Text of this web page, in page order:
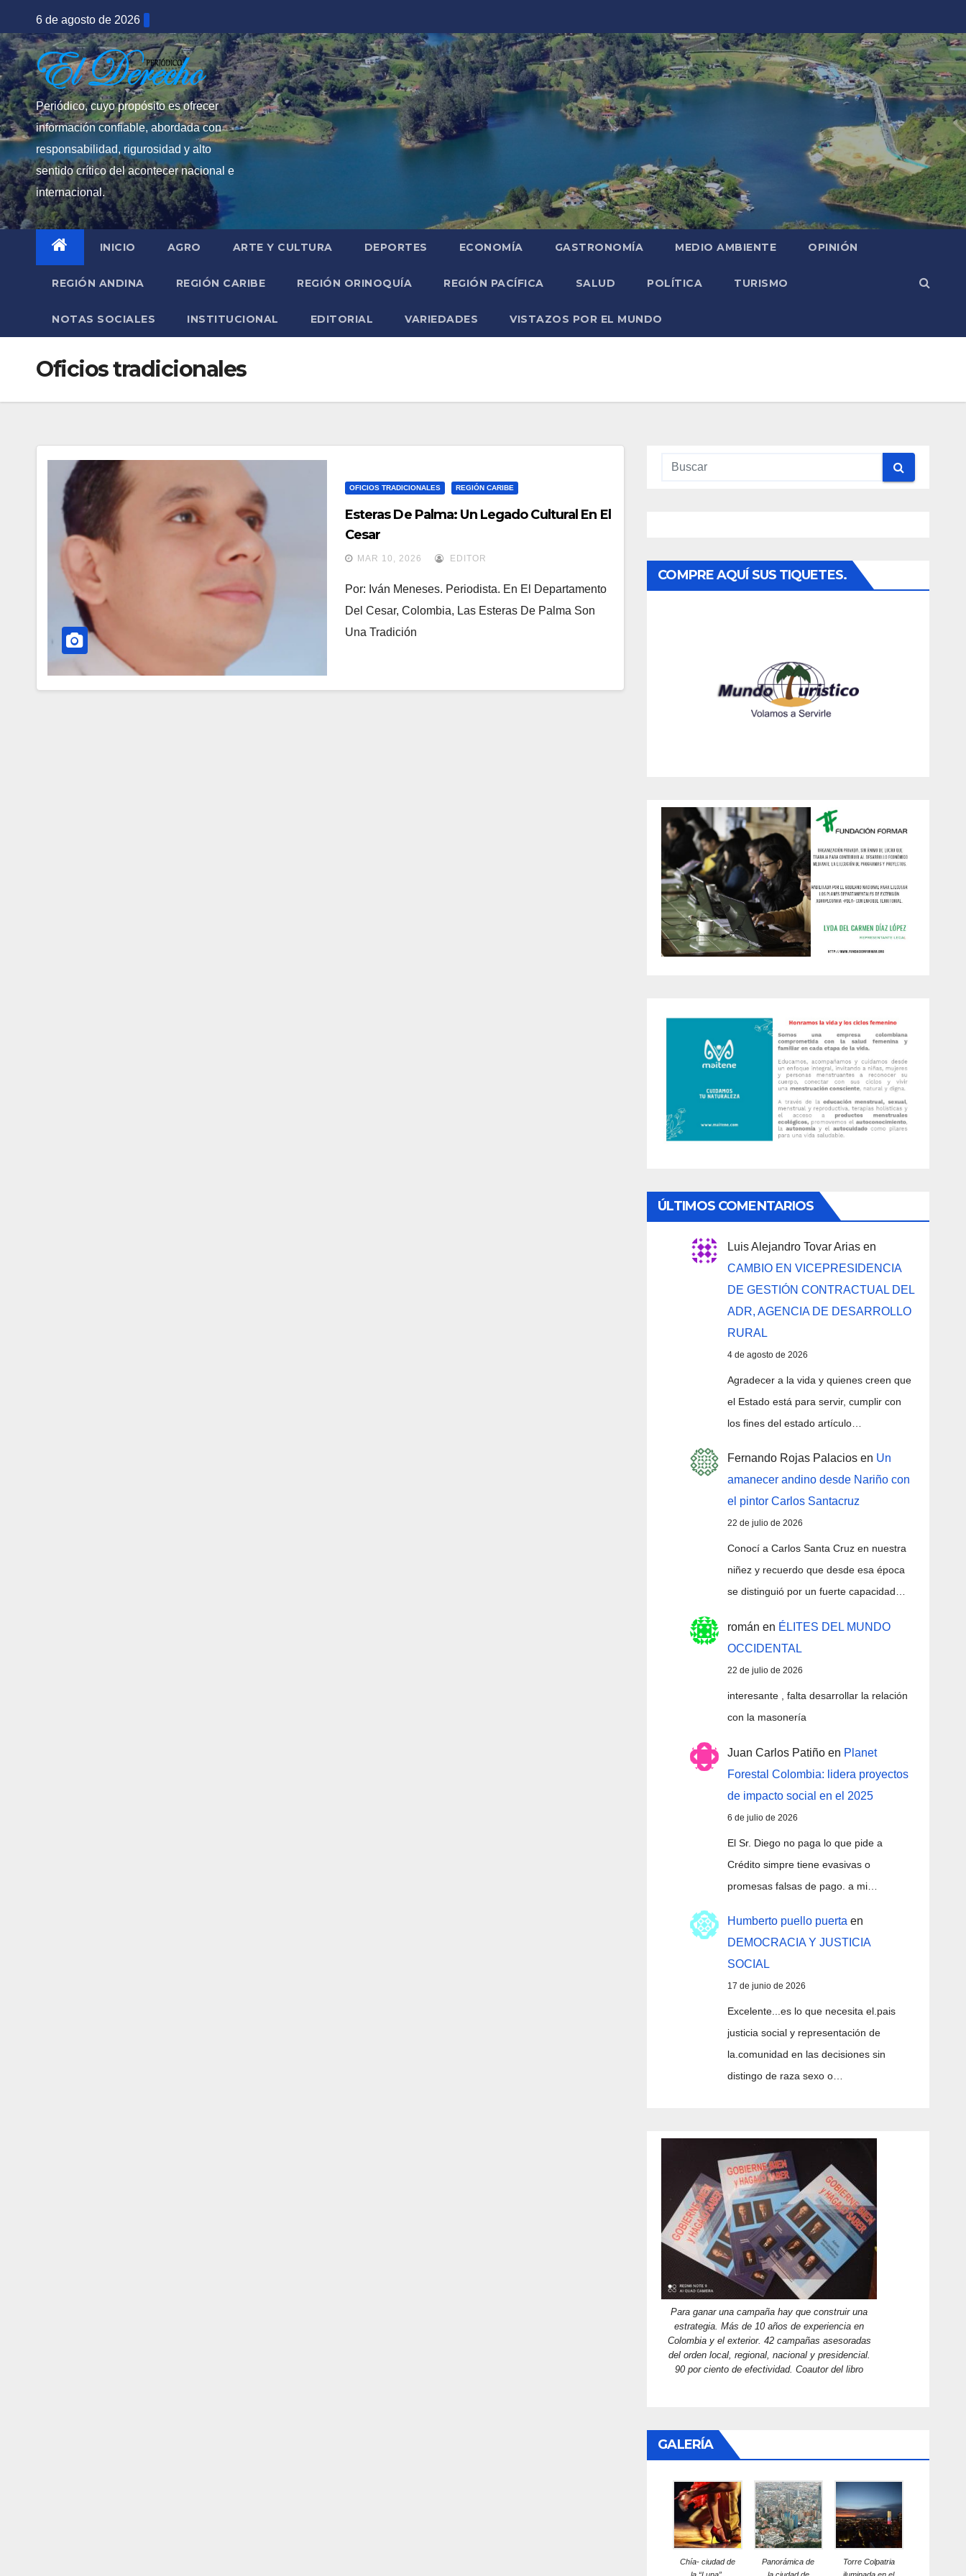
al
contenido
6 de agosto de 2026
Periódico, cuyo propósito es ofrecer
información confiable, abordada con
responsabilidad, rigurosidad y alto
sentido crítico del acontecer nacional e
internacional.
INICIO AGRO ARTE Y CULTURA DEPORTES ECONOMÍA GASTRONOMÍA MEDIO AMBIENTE OPINIÓN
REGIÓN ANDINA REGIÓN CARIBE REGIÓN ORINOQUÍA REGIÓN PACÍFICA SALUD POLÍTICA TURISMO
NOTAS SOCIALES INSTITUCIONAL EDITORIAL VARIEDADES VISTAZOS POR EL MUNDO
Oficios tradicionales
OFICIOS TRADICIONALES REGIÓN CARIBE
Esteras De Palma: Un Legado Cultural En El
Cesar
MAR 10, 2026 EDITOR
Por: Iván Meneses. Periodista. En El Departamento
Del Cesar, Colombia, Las Esteras De Palma Son
Una Tradición
COMPRE AQUÍ SUS TIQUETES.
ÚLTIMOS COMENTARIOS
Luis Alejandro Tovar Arias en
CAMBIO EN VICEPRESIDENCIA
DE GESTIÓN CONTRACTUAL DEL
ADR, AGENCIA DE DESARROLLO
RURAL
4 de agosto de 2026
Agradecer a la vida y quienes creen que
el Estado está para servir, cumplir con
los fines del estado artículo…
Fernando Rojas Palacios en Un
amanecer andino desde Nariño con
el pintor Carlos Santacruz
22 de julio de 2026
Conocí a Carlos Santa Cruz en nuestra
niñez y recuerdo que desde esa época
se distinguió por un fuerte capacidad…
román en ÉLITES DEL MUNDO
OCCIDENTAL
22 de julio de 2026
interesante , falta desarrollar la relación
con la masonería
Juan Carlos Patiño en Planet
Forestal Colombia: lidera proyectos
de impacto social en el 2025
6 de julio de 2026
El Sr. Diego no paga lo que pide a
Crédito simpre tiene evasivas o
promesas falsas de pago. a mi…
Humberto puello puerta en
DEMOCRACIA Y JUSTICIA
SOCIAL
17 de junio de 2026
Excelente...es lo que necesita el.pais
justicia social y representación de
la.comunidad en las decisiones sin
distingo de raza sexo o…
Para ganar una campaña hay que construir una
estrategia. Más de 10 años de experiencia en
Colombia y el exterior. 42 campañas asesoradas
del orden local, regional, nacional y presidencial.
90 por ciento de efectividad. Coautor del libro
GALERÍA
Chía- ciudad de
Panorámica de
Torre Colpatria